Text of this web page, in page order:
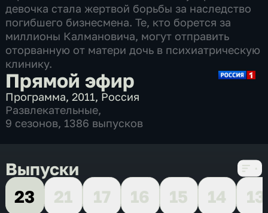
девочка стала жертвой борьбы за наследство
погибшего бизнесмена. Те, кто борется за
миллионы Калмановича, могут отправить
оторванную от матери дочь в психиатрическую
клинику.
Прямой эфир
Программа,2011, Россия
Развлекательные,
9 сезонов, 1386 выпусков
Выпуски
23
21 17 16 15 14
13